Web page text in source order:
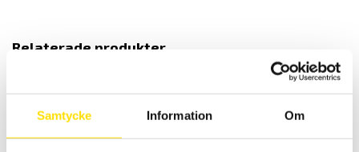
Samtycke Information Om
Relaterade produkter